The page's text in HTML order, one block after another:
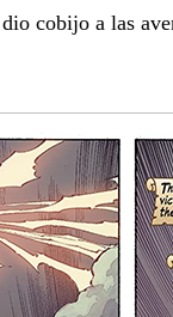
cobijo a las